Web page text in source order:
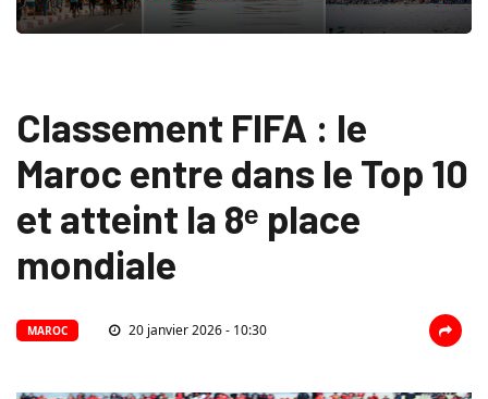
Classement FIFA : le
Maroc entre dans le Top 10
et atteint la 8ᵉ place
mondiale
MAROC 20 janvier 2026 - 10:30